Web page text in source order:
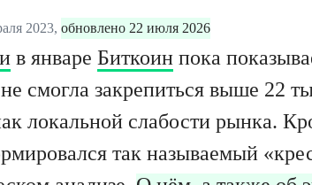
2023, обновлено 22 июля 2026
в январе Биткоин пока
смогла закрепиться выше 22
локальной слабости рынка.
так называемый